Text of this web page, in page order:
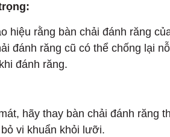
hiệu rằng bàn chải đánh răng
đánh răng cũ có thể chống lại
đánh răng.
hãy thay bàn chải đánh răng
vi khuẩn khỏi lưỡi.